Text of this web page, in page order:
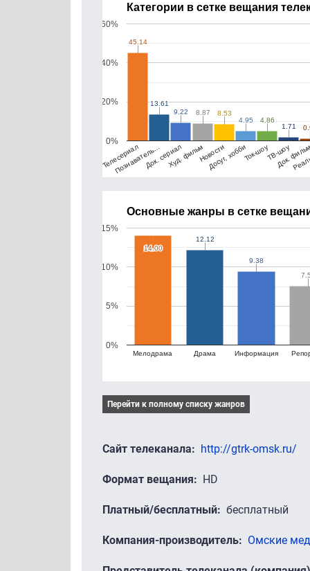
Категории в сетке вещания
Телесериал
Познаватель…Док. сериалХуд. фильмНовости
Досуг, хоббиТок-шоуТВ-шоу
Док.
0%
20%
40%
60%
45.14
45.14
13.61
13.61
9.22
9.22 8.87
8.87 8.53
8.53
4.95
4.95 4.86
4.86
1.71
1.71
Основные жанры в сетке
Мелодрама Драма Информация
0%
5%
10%
15%
14.00
14.00
12.12
12.12
9.38
9.38
Перейти к полному списку жанров
Сайт телеканала http://gtrk-omsk.ru/
Формат вещания HD
Платный/бесплатный бесплатный
Компания-производитель Омские